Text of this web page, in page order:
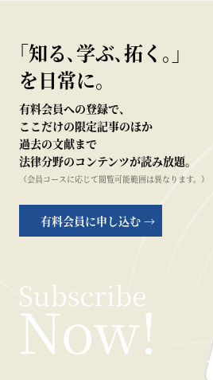
｢知る､学ぶ､拓く｡｣
を日常に。
有料会員への登録で、
ここだけの限定記事のほか
過去の文献まで
法律分野のコンテンツが読み放題。
（会員コースに応じて閲覧可能範囲は異なります。）
有料会員に申し込む →